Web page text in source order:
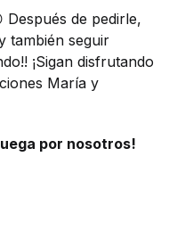
Después de pedirle,
también seguir
¡Sigan disfrutando
María y
por nosotros!